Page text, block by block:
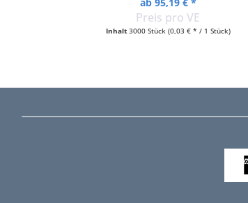
Preis pro VE
Inhalt 3000 Stück (0,03 € * / 1 Stück)